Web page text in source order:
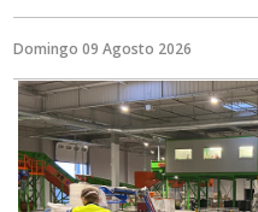
Domingo 09 Agosto 2026